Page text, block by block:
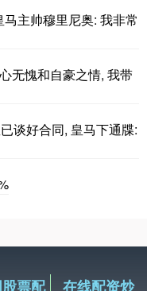
主帅穆里尼奥: 我非常
无愧和自豪之情, 我带
谈好合同, 皇马下通牒:
票配 在线配资炒